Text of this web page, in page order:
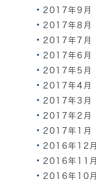
2017年9月
2017年8月
2017年7月
2017年6月
2017年5月
2017年4月
2017年3月
2017年2月
2017年1月
2016年12月
2016年11月
2016年10月